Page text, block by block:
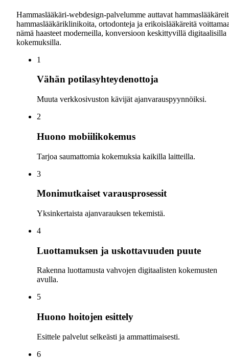
Hammaslääkäri-webdesign-palvelumme auttavat
hammaslääkäriklinikoita, ortodonteja ja erikoislääkäreitä
nämä haasteet moderneilla, konversioon keskittyvillä digitaalisilla
kokemuksilla.
1
Vähän potilasyhteydenottoja
Muuta verkkosivuston kävijät ajanvarauspyynnöiksi.
2
Huono mobiilikokemus
Tarjoa saumattomia kokemuksia kaikilla laitteilla.
3
Monimutkaiset varausprosessit
Yksinkertaista ajanvarauksen tekemistä.
4
Luottamuksen ja uskottavuuden puute
Rakenna luottamusta vahvojen digitaalisten kokemusten
avulla.
5
Huono hoitojen esittely
Esittele palvelut selkeästi ja ammattimaisesti.
6